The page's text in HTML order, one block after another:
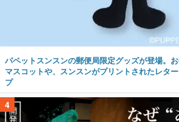
パペットスンスンの郵便局限定グッズが登場。
マスコットや、スンスンがプリントされたレタ
プ
4